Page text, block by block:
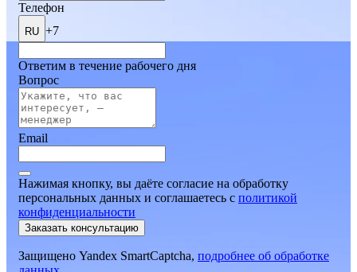
Телефон
RU +7
Ответим в течение рабочего дня
Вопрос
Email
Нажимая кнопку, вы даёте согласие на обработку
персональных данных и соглашаетесь c политикой
конфиденциальности
Заказать консультацию
Защищено Yandex SmartCaptcha, подробнее об обработке